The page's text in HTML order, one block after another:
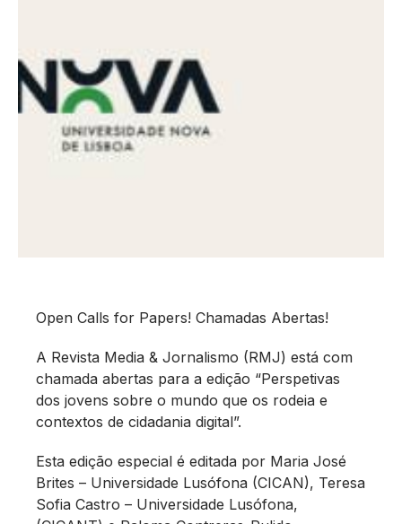
Open Calls for Papers! Chamadas Abertas!
A Revista Media & Jornalismo (RMJ) está com
chamada abertas para a edição “Perspetivas
dos jovens sobre o mundo que os rodeia e
contextos de cidadania digital”.
Esta edição especial é editada por Maria José
Brites – Universidade Lusófona (CICAN), Teresa
Sofia Castro – Universidade Lusófona,